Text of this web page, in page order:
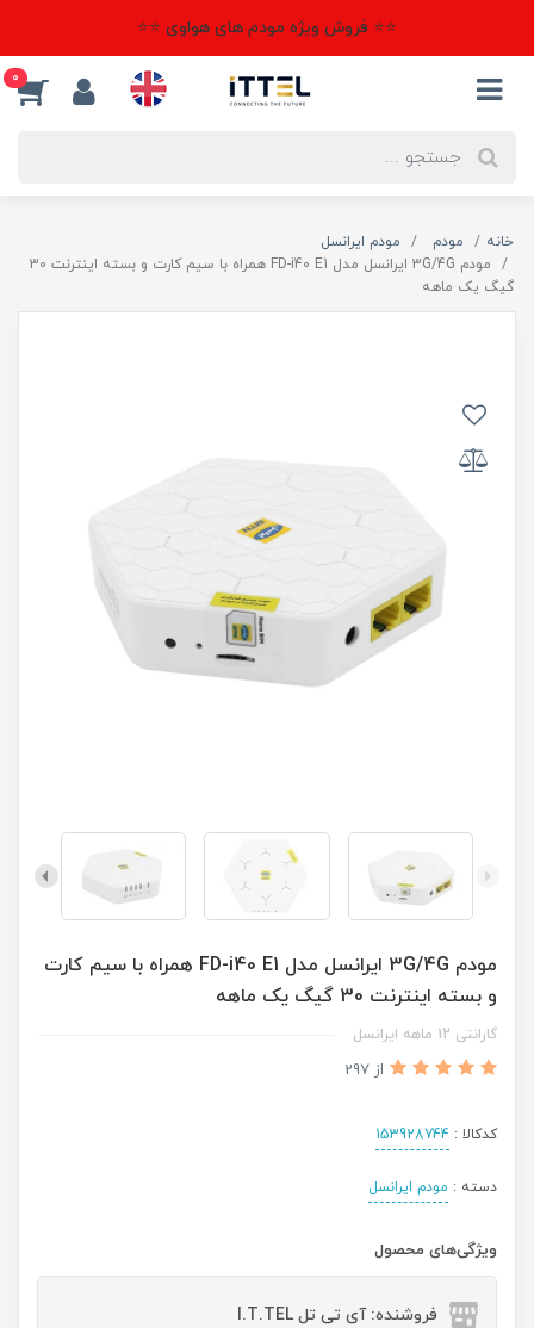
⭐⭐ فروش ویژه مودم های هواوی ⭐⭐
0
خانه مودم
مودم ایرانسل
مودم 3G/4G ایرانسل مدل FD-i40 E1 همراه با سیم کارت و بسته اینترنت 30
گیگ یک ماهه
مودم 3G/4G ایرانسل مدل FD-i40 E1 همراه با سیم کارت
و بسته اینترنت 30 گیگ یک ماهه
گارانتی 12 ماهه ایرانسل
از 297
کدکالا : 153928744
دسته : مودم ایرانسل
ویژگی‌های محصول
فروشنده: آی تی تل I.T.TEL